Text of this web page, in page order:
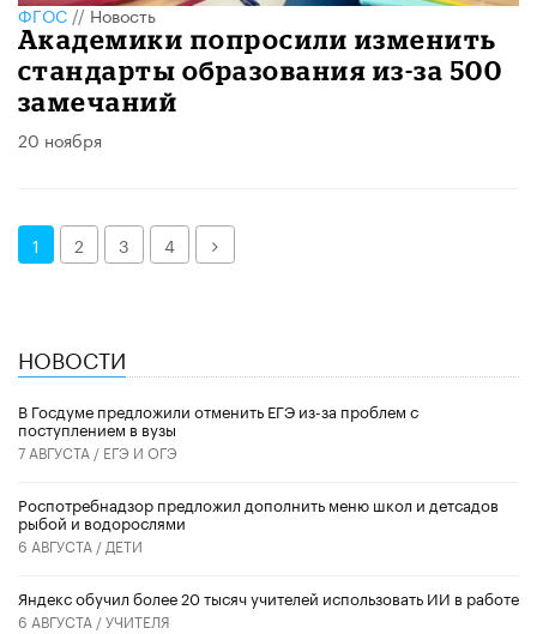
ФГОС//Новость
Академики попросили изменить
стандарты образования из-за 500
замечаний
20 ноября
1 2 3 4 Далее
НОВОСТИ
В Госдуме предложили отменить ЕГЭ из-за проблем с
поступлением в вузы
7 АВГУСТА / ЕГЭ И ОГЭ
Роспотребнадзор предложил дополнить меню школ и детсадов
рыбой и водорослями
6 АВГУСТА / ДЕТИ
​Яндекс обучил более 20 тысяч учителей использовать ИИ в работе
6 АВГУСТА /УЧИТЕЛЯ